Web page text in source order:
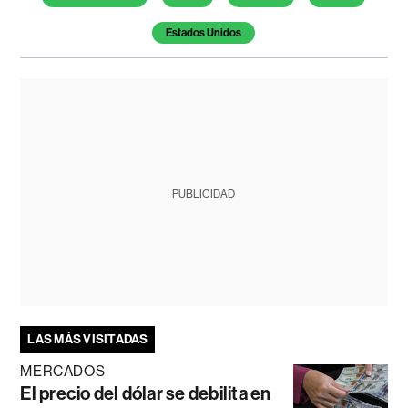
Estados Unidos
PUBLICIDAD
LAS MÁS VISITADAS
MERCADOS
El precio del dólar se debilita en